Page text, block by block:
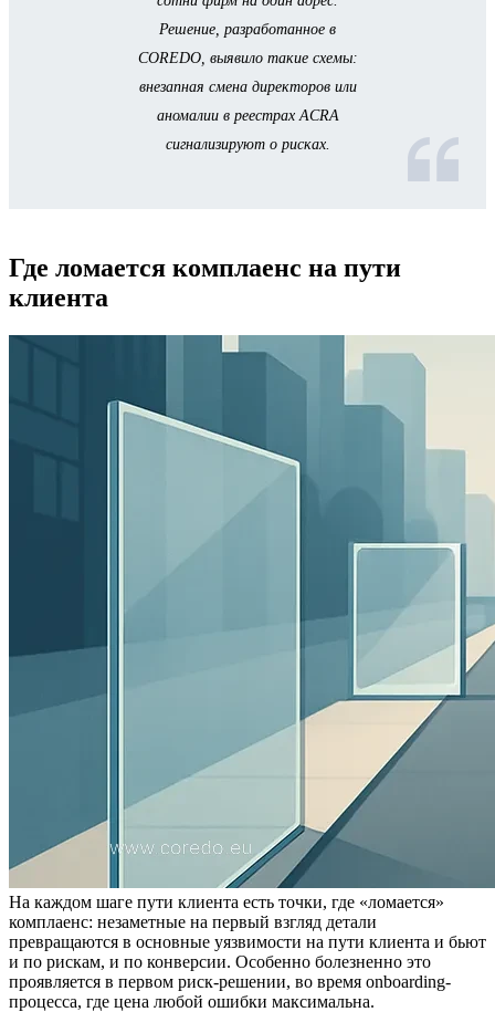
Решение, разработанное в
COREDO, выявило такие схемы:
внезапная смена директоров или
аномалии в реестрах ACRA
сигнализируют о рисках.
Где ломается комплаенс на пути
клиента
На каждом шаге пути клиента есть точки, где «ломается»
комплаенс: незаметные на первый взгляд детали
превращаются в основные уязвимости на пути клиента и бьют
и по рискам, и по конверсии. Особенно болезненно это
проявляется в первом риск-решении, во время onboarding-
процесса, где цена любой ошибки максимальна.